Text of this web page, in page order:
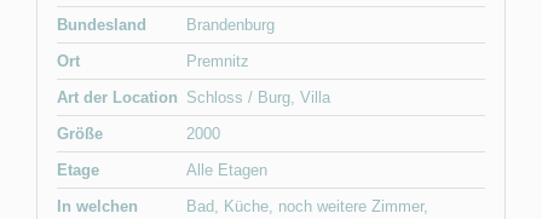
Bundesland
Brandenburg
Ort
Premnitz
Art der Location Schloss / Burg, Villa
Größe
2000
Etage
Alle Etagen
In welchen
Bad, Küche, noch weitere Zimmer,